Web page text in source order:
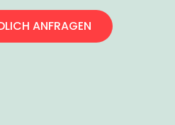
ANFRAGEN